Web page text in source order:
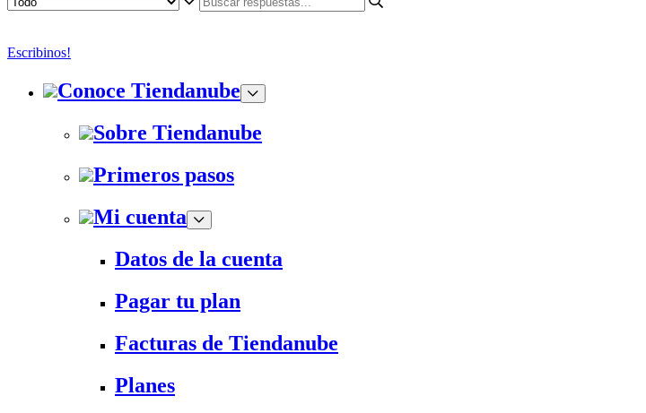
Escribinos!
Conoce Tiendanube
Sobre Tiendanube
Primeros pasos
Mi cuenta
Datos de la cuenta
Pagar tu plan
Facturas de Tiendanube
Planes